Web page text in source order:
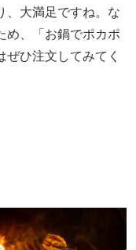
、大満足ですね。な
め、「お鍋でポカポ
ひ注文してみてく